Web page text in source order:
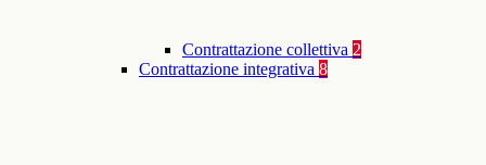
Contrattazione collettiva 2
Contrattazione integrativa 8